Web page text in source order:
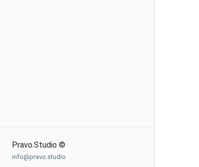
Pravo.Studio ©
info@pravo.studio